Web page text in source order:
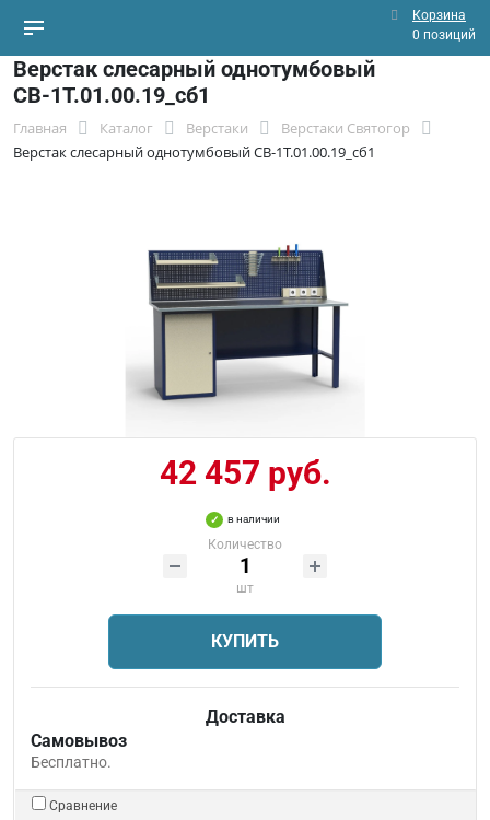
Корзина
0 позиций
Верстак слесарный однотумбовый
СВ-1Т.01.00.19_сб1
Главная Каталог Верстаки
Верстаки Святогор
Верстак слесарный однотумбовый СВ-1Т.01.00.19_сб1
42 457 руб.
в наличии
Количество
шт
КУПИТЬ
Доставка
Самовывоз
Бесплатно.
Сравнение